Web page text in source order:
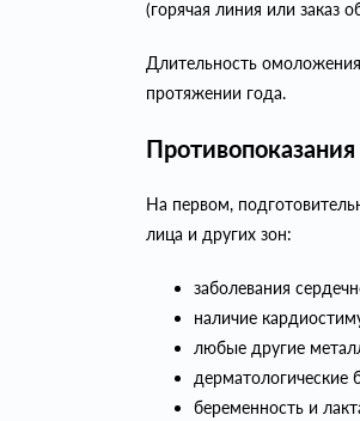
(горячая линия или заказ
Длительность
протяжении года.
Противопоказания
На первом,
лица и других зон:
заболевания
наличие
любые другие
дерматологические
беременность и